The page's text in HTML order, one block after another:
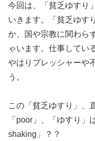
今回は、「貧乏ゆすり
いきます。「貧乏ゆす
か、国や宗教に関わら
ゃいます。仕事してい
やはりプレッシャーや
う。
この「貧乏ゆすり」、
「poor」、「ゆすり
shaking」？？